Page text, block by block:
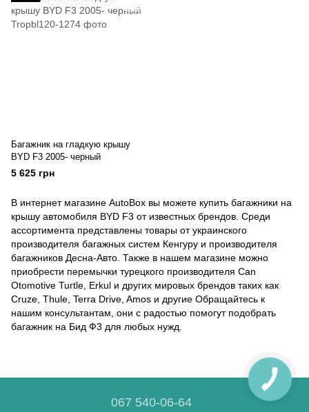
Багажник на гладкую крышу
BYD F3 2005- черный
5 625 грн
В интернет магазине AutoBox вы можете купить багажники на
крышу автомобиля BYD F3 от известных брендов. Среди
ассортимента представлены товары от украинского
производителя багажных систем Кенгуру и производителя
багажников Десна-Авто. Также в нашем магазине можно
приобрести перемычки турецкого производителя Can
Otomotive Turtle, Erkul и других мировых брендов таких как
Cruze, Thule, Terra Drive, Amos и другие Обращайтесь к
нашим консультантам, они с радостью помогут подобрать
багажник на Бид Ф3 для любых нужд.
067 540-06-64